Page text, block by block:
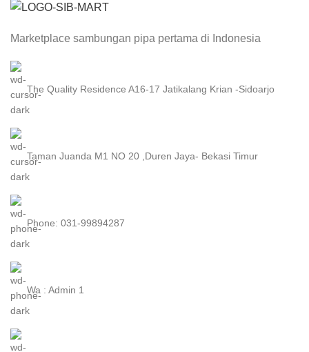
Marketplace sambungan pipa pertama di Indonesia
The Quality Residence A16-17 Jatikalang Krian -Sidoarjo
Taman Juanda M1 NO 20 ,Duren Jaya- Bekasi Timur
Phone: 031-99894287
Wa : Admin 1